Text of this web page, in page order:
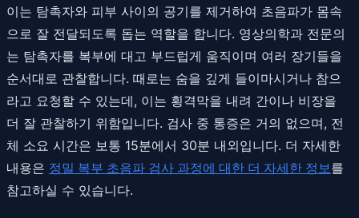
이는 탐촉자와 피부 사이의 공기를 제거하여 초음파가 몸속
으로 잘 전달되도록 돕는 역할을 합니다. 영상의학과 전문의
는 탐촉자를 복부에 대고 부드럽게 움직이며 여러 장기들을
순서대로 관찰합니다. 때로는 숨을 깊게 들이마시거나 참으
라고 요청할 수 있는데, 이는 횡격막을 내려 간이나 비장을
더 잘 관찰하기 위함입니다. 검사 중 통증은 거의 없으며, 전
체 소요 시간은 보통 15분에서 30분 내외입니다. 더 자세한
내용은 정밀 복부 초음파 검사 과정에 대한 더 자세한 정보 를
참고하실 수 있습니다.